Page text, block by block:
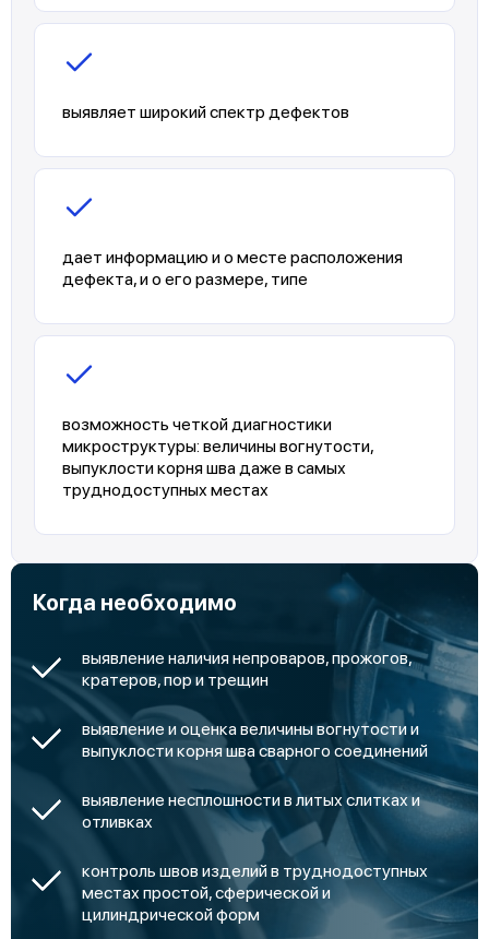
выявляет широкий спектр дефектов
дает информацию и о месте расположения
дефекта, и о его размере, типе
возможность четкой диагностики
микроструктуры: величины вогнутости,
выпуклости корня шва даже в самых
труднодоступных местах
Когда необходимо
выявление наличия непроваров, прожогов,
кратеров, пор и трещин
выявление и оценка величины вогнутости и
выпуклости корня шва сварного соединений
выявление несплошности в литых слитках и
отливках
контроль швов изделий в труднодоступных
местах простой, сферической и
цилиндрической форм